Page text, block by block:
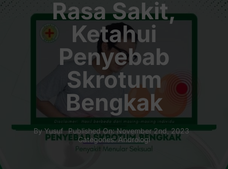
TENTANG KAMI
LAYANAN KAMI
Kontak Kami
Rasa Sakit,
Ketahui
Penyebab
Skrotum
Bengkak
ByYusuf Published On: November 2nd, 2023
Categories:Andrologi